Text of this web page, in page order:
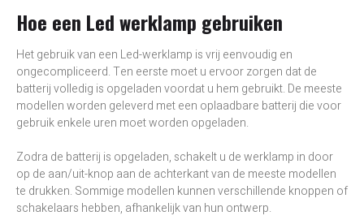
Hoe een Led werklamp gebruiken
Het gebruik van een Led-werklamp is vrij eenvoudig en
ongecompliceerd. Ten eerste moet u ervoor zorgen dat de
batterij volledig is opgeladen voordat u hem gebruikt. De meeste
modellen worden geleverd met een oplaadbare batterij die voor
gebruik enkele uren moet worden opgeladen.
Zodra de batterij is opgeladen, schakelt u de werklamp in door
op de aan/uit-knop aan de achterkant van de meeste modellen
te drukken. Sommige modellen kunnen verschillende knoppen of
schakelaars hebben, afhankelijk van hun ontwerp.